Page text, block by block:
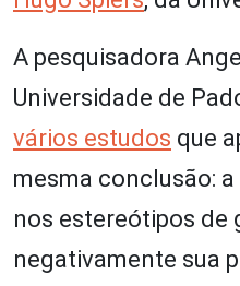
A pesquisadora
Universidade de
vários estudos que
mesma conclusão:
nos estereótipos de
negativamente sua